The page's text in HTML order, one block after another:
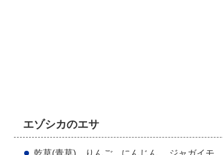
エゾシカのエサ
乾草(青草)、りんご、にんじん、 ジャガイモ